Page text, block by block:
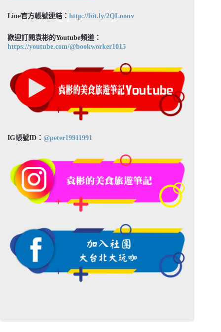
Line官方帳號連結： http://bit.ly/2QLnonv
歡迎訂閱袁彬的Youtube頻道：
https://youtube.com/@bookworker1015
IG帳號ID： @peter19911991